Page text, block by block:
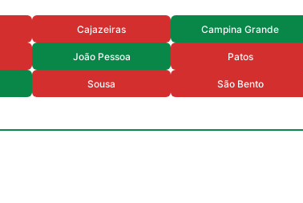
Cajazeiras Campina Grande
João Pessoa Patos
Sousa São Bento